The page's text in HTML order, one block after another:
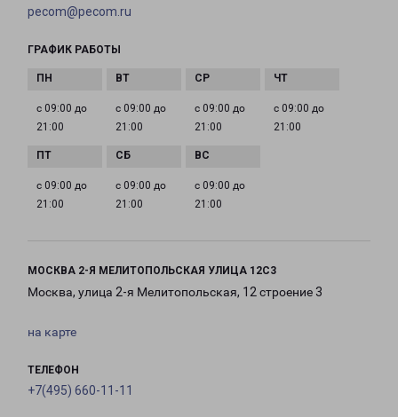
pecom@pecom.ru
ГРАФИК РАБОТЫ
с 09:00 до
21:00
с 09:00 до
21:00
с 09:00 до
21:00
с 09:00 до
21:00
с 09:00 до
21:00
с 09:00 до
21:00
с 09:00 до
21:00
МОСКВА 2-Я МЕЛИТОПОЛЬСКАЯ УЛИЦА 12С3
Москва, улица 2-я Мелитопольская, 12 строение 3
на карте
ТЕЛЕФОН
+7(495) 660-11-11